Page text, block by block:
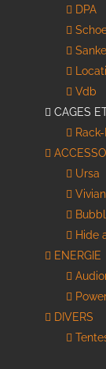
DPA
Vdb
CAGES
Ursa
Hide
ENERGIE
DIVERS